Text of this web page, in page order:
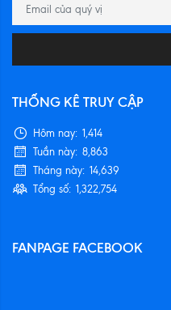
THỐNG KÊ TRUY CẬP
Hôm nay: 1,414
Tuần này: 8,863
Tháng này: 14,639
Tổng số: 1,322,754
FANPAGE FACEBOOK